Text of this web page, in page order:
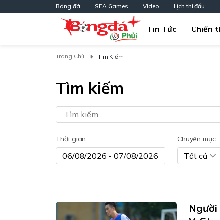
Bóng đá SEA Games Video Lịch thi đấu
Tin Tức Chiến
Trang Chủ Tìm Kiếm
Tìm kiếm
Thời gian Chuyên mục
Tất cả
Người